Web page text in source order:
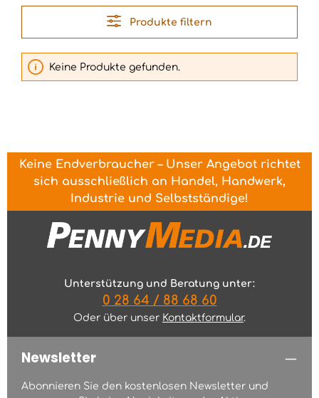
Produkte filtern
Keine Produkte gefunden.
Keine Endverbraucher – Unser Angebot richtet
sich ausschließlich an Handel, Handwerk,
Industrie und Selbstständige!
Unterstützung und Beratung unter:
0 28 64 / 88 68 60
Oder über unser Kontaktformular.
Newsletter
Abonnieren Sie den kostenlosen Newsletter und